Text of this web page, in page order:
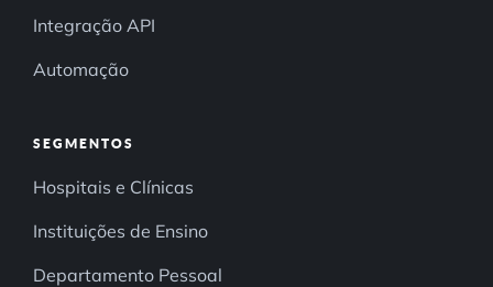
Integração API
Automação
SEGMENTOS
Hospitais e Clínicas
Instituições de Ensino
Departamento Pessoal